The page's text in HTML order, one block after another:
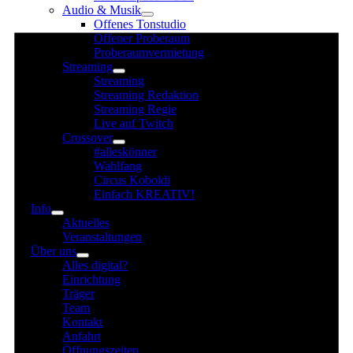
Audio & Musik
Offenes Tonstudio
Offener Proberaum
Proberaumvermietung
Streaming
Streaming
Streaming Redaktion
Streaming Regie
Live auf Twitch
Crossover
#alleskönner
Wahlfang
Circus Koboldi
Einfach KREATIV!
Info
Aktuelles
Veranstaltungen
Über uns
Alles digital?
Einrichtung
Träger
Team
Kontakt
Anfahrt
Öffnungszeiten
29.